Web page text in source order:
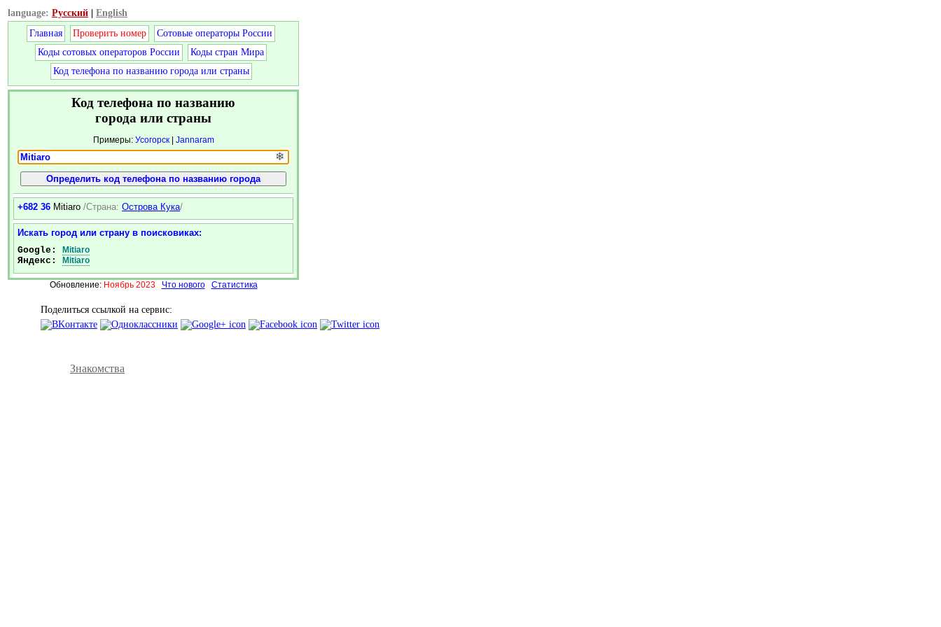
language: Русский
English
Главная
Проверить номер
Сотовые операторы России
Коды сотовых операторов России
Коды стран Мира
Код телефона по названию города или страны
Код телефона по названию
города или страны
Примеры: Усогорск| Jannaram
❄
+682 36 Mitiaro /Страна: Острова Кука/
Искать город или страну в поисковиках:
Google: Mitiaro
Яндекс: Mitiaro
Обновление: Ноябрь 2023 Что нового Статистика
Поделиться ссылкой на сервис:
Знакомства